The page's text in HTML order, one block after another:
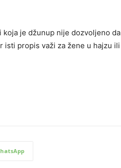
koja je džunup nije dozvoljeno da
isti propis važi za žene u hajzu ili